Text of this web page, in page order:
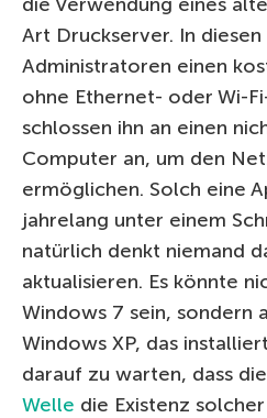
Art Druckserver. In
Administratoren einen
ohne Ethernet- oder Wi-
schlossen ihn an einen
Computer an, um den
ermöglichen. Solch eine
jahrelang unter einem
natürlich denkt niemand
aktualisieren. Es könnte
Windows 7 sein, sondern
Windows XP, das
darauf zu warten, dass
Welle die Existenz